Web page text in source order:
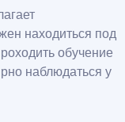
находиться под
обучение
наблюдаться у